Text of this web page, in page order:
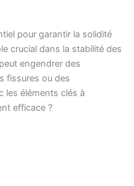
pour garantir la solidité
crucial dans la stabilité des
engendrer des
fissures ou des
les éléments clés à
efficace ?